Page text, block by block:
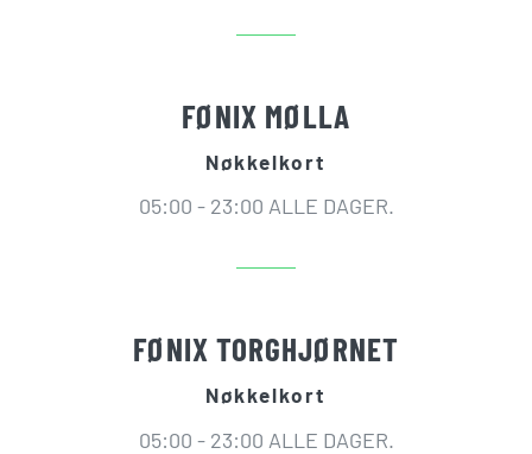
FØNIX MØLLA
Nøkkelkort
05:00 - 23:00 ALLE DAGER.
FØNIX TORGHJØRNET
Nøkkelkort
05:00 - 23:00 ALLE DAGER.